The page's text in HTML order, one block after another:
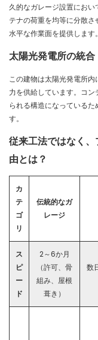
久的なガレージ設置にお
テナの荷重を均等に分散
水平な作業面を提供します。
太陽光発電所の統合
この建物は太陽光発電所
力を供給しています。コ
られる構造になっている
す。
従来工法ではなく
由とは？
カ
テ
ゴ
リ
伝統的なガ
レージ
ス
ピ
ー
ド
2～6か月
（許可、骨
組み、屋根
葺き）
数